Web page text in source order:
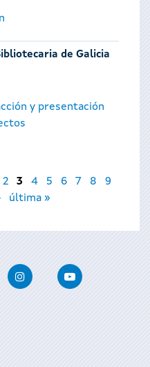
de Galicia
y presentación
2 3 4 5 6 7 8
9
última »
InstagramYoutube